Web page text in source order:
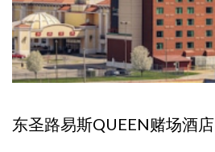
东圣路易斯QUEEN赌场酒店